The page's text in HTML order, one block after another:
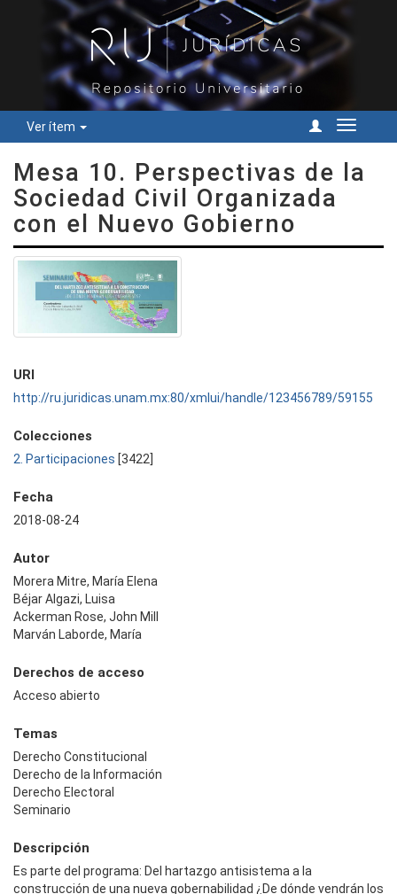
Ver ítem
Cambiar
Mesa 10. Perspectivas de la
Sociedad Civil Organizada
con el Nuevo Gobierno
URI
http://ru.juridicas.unam.mx:80/xmlui/handle/123456789/59155
Colecciones
2. Participaciones [3422]
Fecha
2018-08-24
Autor
Morera Mitre, María Elena
Béjar Algazi, Luisa
Ackerman Rose, John Mill
Marván Laborde, María
Derechos de acceso
Acceso abierto
Temas
Derecho Constitucional
Derecho de la Información
Derecho Electoral
Seminario
Descripción
Es parte del programa: Del hartazgo antisistema a la
construcción de una nueva gobernabilidad ¿De dónde vendrán los